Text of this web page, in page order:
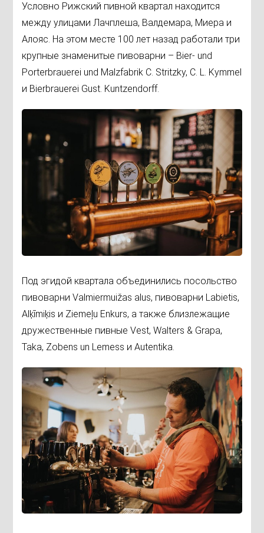
Условно Рижский пивной квартал находится
между улицами Лачплеша, Валдемара, Миера и
Алояс. На этом месте 100 лет назад работали три
крупные знаменитые пивоварни – Bier- und
Porterbrauerei und Malzfabrik C. Stritzky, C. L. Kymmel
и Bierbrauerei Gust. Kuntzendorff.
Под эгидой квартала объединились посольство
пивоварни Valmiermuižas alus, пивоварни Labietis,
Alķīmiķis и Ziemeļu Enkurs, а также близлежащие
дружественные пивные Vest, Walters & Grapa,
Taka, Zobens un Lemess и Autentika.